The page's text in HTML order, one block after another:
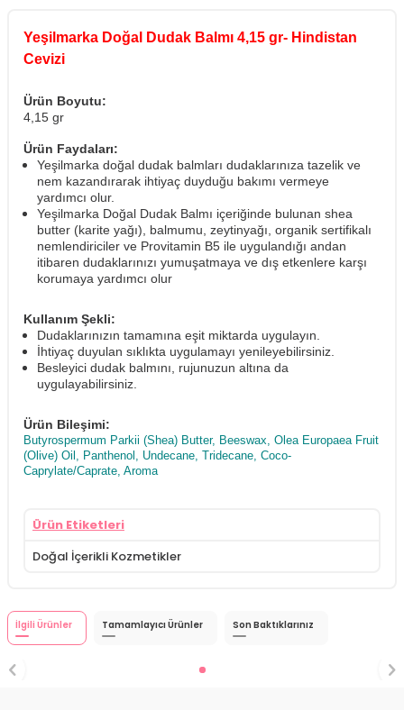
Yeşilmarka Doğal Dudak Balmı 4,15 gr- Hindistan
Cevizi
Ürün Boyutu:
4,15 gr
Ürün Faydaları:
Yeşilmarka doğal dudak balmları dudaklarınıza tazelik ve
nem kazandırarak ihtiyaç duyduğu bakımı vermeye
yardımcı olur.
Yeşilmarka Doğal Dudak Balmı içeriğinde bulunan shea
butter (karite yağı), balmumu, zeytinyağı, organik sertifikalı
nemlendiriciler ve Provitamin B5 ile uygulandığı andan
itibaren dudaklarınızı yumuşatmaya ve dış etkenlere karşı
korumaya yardımcı olur
Kullanım Şekli:
Dudaklarınızın tamamına eşit miktarda uygulayın.
İhtiyaç duyulan sıklıkta uygulamayı yenileyebilirsiniz.
Besleyici dudak balmını, rujunuzun altına da
uygulayabilirsiniz.
Ürün Bileşimi:
Butyrospermum Parkii (Shea) Butter, Beeswax, Olea Europaea Fruit
(Olive) Oil, Panthenol, Undecane, Tridecane, Coco-
Caprylate/Caprate, Aroma
Ürün Etiketleri
Doğal İçerikli Kozmetikler
İlgili Ürünler Tamamlayıcı Ürünler Son Baktıklarınız